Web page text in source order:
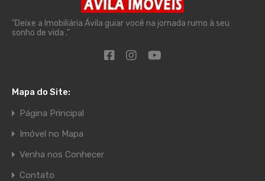
"Deixe a Imobiliária Ávila guiar você na jornada rumo à seu
sonho de vida ."
Mapa do Site:
Página Principal
Imóvel no Mapa
Venha nos Conhecer
Contato